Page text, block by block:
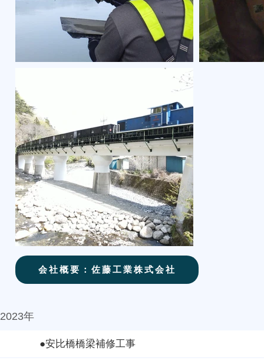
会社概要：佐藤工業株式会社
2023年
●安比橋橋梁補修工事